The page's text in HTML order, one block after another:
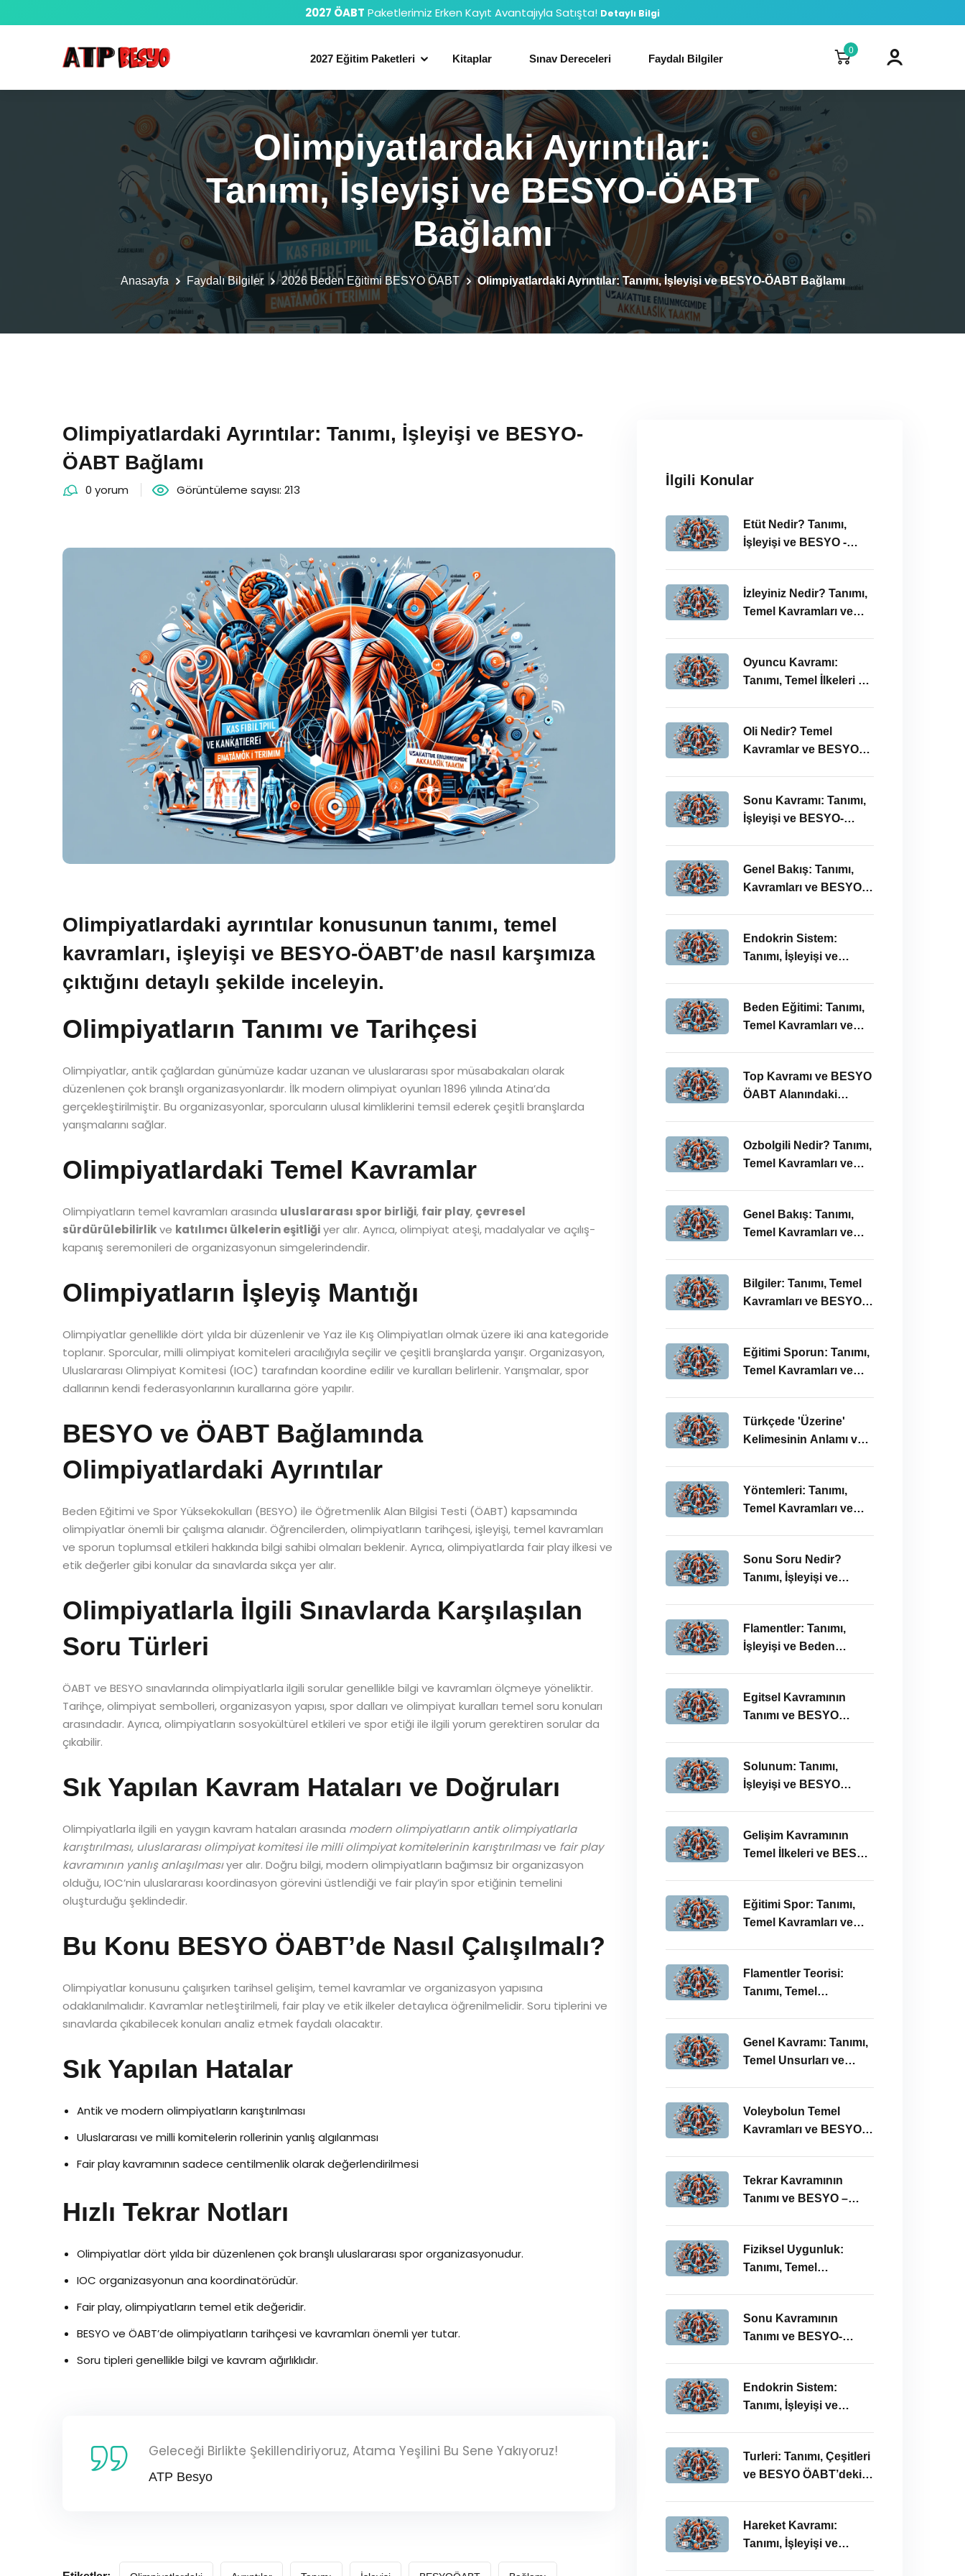
2027 ÖABT Paketlerimiz Erken Kayıt Avantajıyla Satışta! Detaylı Bilgi
2027 Eğitim Paketleri Kitaplar Sınav Dereceleri Faydalı Bilgiler
0
Olimpiyatlardaki Ayrıntılar:
Tanımı, İşleyişi ve BESYO-ÖABT
Bağlamı
Anasayfa Faydalı Bilgiler 2026 Beden Eğitimi BESYO ÖABT Olimpiyatlardaki Ayrıntılar: Tanımı, İşleyişi ve BESYO-ÖABT Bağlamı
Olimpiyatlardaki Ayrıntılar: Tanımı, İşleyişi ve BESYO-
ÖABT Bağlamı
0 yorum Görüntüleme sayısı: 213
Olimpiyatlardaki ayrıntılar konusunun tanımı, temel
kavramları, işleyişi ve BESYO-ÖABT’de nasıl karşımıza
çıktığını detaylı şekilde inceleyin.
Olimpiyatların Tanımı ve Tarihçesi
Olimpiyatlar, antik çağlardan günümüze kadar uzanan ve uluslararası spor müsabakaları olarak
düzenlenen çok branşlı organizasyonlardır. İlk modern olimpiyat oyunları 1896 yılında Atina’da
gerçekleştirilmiştir. Bu organizasyonlar, sporcuların ulusal kimliklerini temsil ederek çeşitli branşlarda
yarışmalarını sağlar.
Olimpiyatlardaki Temel Kavramlar
Olimpiyatların temel kavramları arasında uluslararası spor birliği, fair play, çevresel
sürdürülebilirlikve katılımcı ülkelerin eşitliğiyer alır. Ayrıca, olimpiyat ateşi, madalyalar ve açılış-
kapanış seremonileri de organizasyonun simgelerindendir.
Olimpiyatların İşleyiş Mantığı
Olimpiyatlar genellikle dört yılda bir düzenlenir ve Yaz ile Kış Olimpiyatları olmak üzere iki ana kategoride
toplanır. Sporcular, milli olimpiyat komiteleri aracılığıyla seçilir ve çeşitli branşlarda yarışır. Organizasyon,
Uluslararası Olimpiyat Komitesi (IOC) tarafından koordine edilir ve kuralları belirlenir. Yarışmalar, spor
dallarının kendi federasyonlarının kurallarına göre yapılır.
BESYO ve ÖABT Bağlamında
Olimpiyatlardaki Ayrıntılar
Beden Eğitimi ve Spor Yüksekokulları (BESYO) ile Öğretmenlik Alan Bilgisi Testi (ÖABT) kapsamında
olimpiyatlar önemli bir çalışma alanıdır. Öğrencilerden, olimpiyatların tarihçesi, işleyişi, temel kavramları
ve sporun toplumsal etkileri hakkında bilgi sahibi olmaları beklenir. Ayrıca, olimpiyatlarda fair play ilkesi ve
etik değerler gibi konular da sınavlarda sıkça yer alır.
Olimpiyatlarla İlgili Sınavlarda Karşılaşılan
Soru Türleri
ÖABT ve BESYO sınavlarında olimpiyatlarla ilgili sorular genellikle bilgi ve kavramları ölçmeye yöneliktir.
Tarihçe, olimpiyat sembolleri, organizasyon yapısı, spor dalları ve olimpiyat kuralları temel soru konuları
arasındadır. Ayrıca, olimpiyatların sosyokültürel etkileri ve spor etiği ile ilgili yorum gerektiren sorular da
çıkabilir.
Sık Yapılan Kavram Hataları ve Doğruları
Olimpiyatlarla ilgili en yaygın kavram hataları arasında modern olimpiyatların antik olimpiyatlarla
karıştırılması, uluslararası olimpiyat komitesi ile milli olimpiyat komitelerinin karıştırılmasıve fair play
kavramının yanlış anlaşılmasıyer alır. Doğru bilgi, modern olimpiyatların bağımsız bir organizasyon
olduğu, IOC’nin uluslararası koordinasyon görevini üstlendiği ve fair play’in spor etiğinin temelini
oluşturduğu şeklindedir.
Bu Konu BESYO ÖABT’de Nasıl Çalışılmalı?
Olimpiyatlar konusunu çalışırken tarihsel gelişim, temel kavramlar ve organizasyon yapısına
odaklanılmalıdır. Kavramlar netleştirilmeli, fair play ve etik ilkeler detaylıca öğrenilmelidir. Soru tiplerini ve
sınavlarda çıkabilecek konuları analiz etmek faydalı olacaktır.
Sık Yapılan Hatalar
Antik ve modern olimpiyatların karıştırılması
Uluslararası ve milli komitelerin rollerinin yanlış algılanması
Fair play kavramının sadece centilmenlik olarak değerlendirilmesi
Hızlı Tekrar Notları
Olimpiyatlar dört yılda bir düzenlenen çok branşlı uluslararası spor organizasyonudur.
IOC organizasyonun ana koordinatörüdür.
Fair play, olimpiyatların temel etik değeridir.
BESYO ve ÖABT’de olimpiyatların tarihçesi ve kavramları önemli yer tutar.
Soru tipleri genellikle bilgi ve kavram ağırlıklıdır.
Geleceği Birlikte Şekillendiriyoruz, Atama Yeşilini Bu Sene Yakıyoruz!
ATP Besyo
İlgili Konular
Etüt Nedir? Tanımı,
İşleyişi ve BESYO -
İzleyiniz Nedir? Tanımı,
Temel Kavramları ve
Oyuncu Kavramı:
Tanımı, Temel İlkeleri ve
Oli Nedir? Temel
Kavramlar ve BESYO
Sonu Kavramı: Tanımı,
İşleyişi ve BESYO-
Genel Bakış: Tanımı,
Kavramları ve BESYO
Endokrin Sistem:
Tanımı, İşleyişi ve
Beden Eğitimi: Tanımı,
Temel Kavramları ve
Top Kavramı ve BESYO
ÖABT Alanındaki
Ozbolgili Nedir? Tanımı,
Temel Kavramları ve
Genel Bakış: Tanımı,
Temel Kavramları ve
Bilgiler: Tanımı, Temel
Kavramları ve BESYO
Eğitimi Sporun: Tanımı,
Temel Kavramları ve
İncelenmesi
Türkçede 'Üzerine'
Kelimesinin Anlamı ve
ÖABT İlişkisi
Yöntemleri: Tanımı,
Temel Kavramları ve
Sonu Soru Nedir?
Tanımı, İşleyişi ve
Flamentler: Tanımı,
İşleyişi ve Beden
Egitsel Kavramının
Tanımı ve BESYO
Solunum: Tanımı,
İşleyişi ve BESYO
Gelişim Kavramının
Temel İlkeleri ve BESYO
Eğitimi Spor: Tanımı,
Temel Kavramları ve
Flamentler Teorisi:
Tanımı, Temel
Önemi
Genel Kavramı: Tanımı,
Temel Unsurları ve
Voleybolun Temel
Kavramları ve BESYO
Tekrar Kavramının
Tanımı ve BESYO –
Fiziksel Uygunluk:
Tanımı, Temel
Önemi
Sonu Kavramının
Tanımı ve BESYO-
Endokrin Sistem:
Tanımı, İşleyişi ve
Turleri: Tanımı, Çeşitleri
ve BESYO ÖABT’deki
Hareket Kavramı:
Tanımı, İşleyişi ve